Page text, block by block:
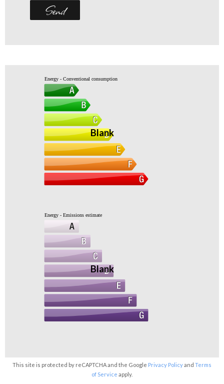
Send
Energy - Conventional consumption
Blank
Energy - Emissions estimate
Blank
This site is protected by reCAPTCHA and the Google Privacy Policyand Terms
of Service apply.